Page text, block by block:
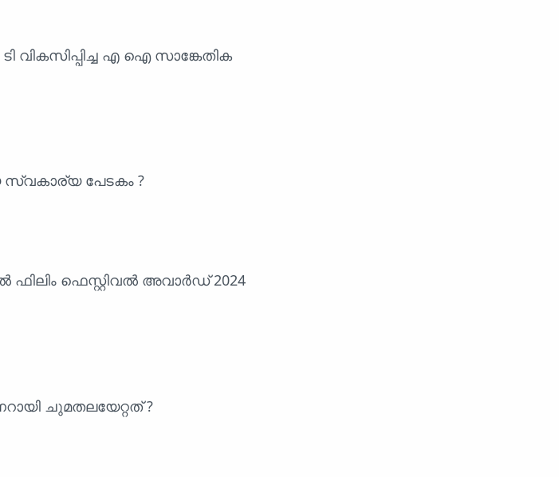
ടി വികസിപ്പിച്ച എ ഐ സാങ്കേതിക
സ്വകാര്യ പേടകം ?
ഫെസ്റ്റിവൽ അവാർഡ് 2024
ചുമതലയേറ്റത് ?